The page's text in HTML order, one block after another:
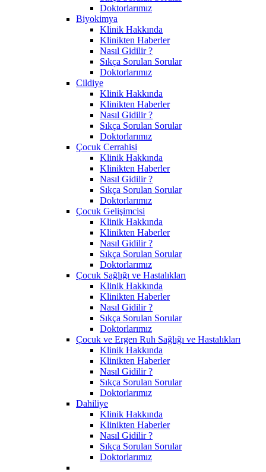
Doktorlarımız
Biyokimya
Klinik Hakkında
Klinikten Haberler
Nasıl Gidilir ?
Sıkça Sorulan Sorular
Doktorlarımız
Cildiye
Klinik Hakkında
Klinikten Haberler
Nasıl Gidilir ?
Sıkça Sorulan Sorular
Doktorlarımız
Çocuk Cerrahisi
Klinik Hakkında
Klinikten Haberler
Nasıl Gidilir ?
Sıkça Sorulan Sorular
Doktorlarımız
Çocuk Gelişimcisi
Klinik Hakkında
Klinikten Haberler
Nasıl Gidilir ?
Sıkça Sorulan Sorular
Doktorlarımız
Çocuk Sağlığı ve Hastalıkları
Klinik Hakkında
Klinikten Haberler
Nasıl Gidilir ?
Sıkça Sorulan Sorular
Doktorlarımız
Çocuk ve Ergen Ruh Sağlığı ve Hastalıkları
Klinik Hakkında
Klinikten Haberler
Nasıl Gidilir ?
Sıkça Sorulan Sorular
Doktorlarımız
Dahiliye
Klinik Hakkında
Klinikten Haberler
Nasıl Gidilir ?
Sıkça Sorulan Sorular
Doktorlarımız